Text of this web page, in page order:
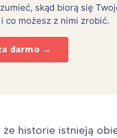
skąd biorą się
co możesz z nimi zrobić.
darmo →
że historie istnieją